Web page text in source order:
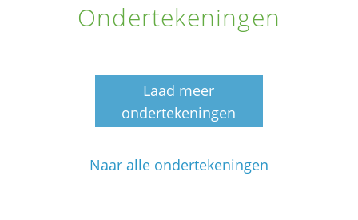
Ondertekeningen
Laad meer
ondertekeningen
Naar alle ondertekeningen